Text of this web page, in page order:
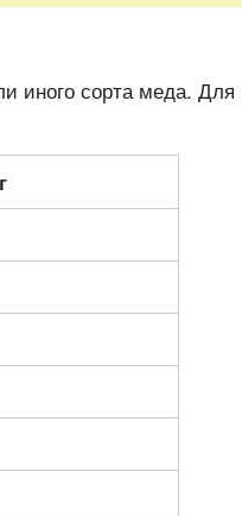
иного сорта меда. Для